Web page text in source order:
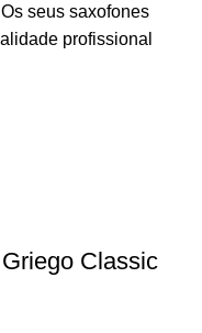
seus saxofones
profissional
Classic